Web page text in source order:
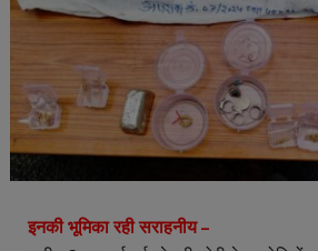
इनकी भूमिका रही सराहनीय –